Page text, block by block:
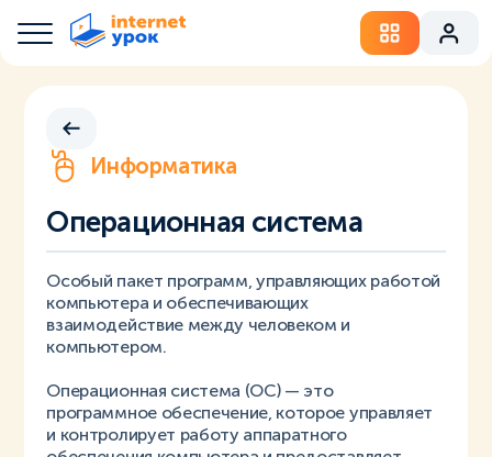
Информатика
Операционная система
Особый пакет программ, управляющих работой
компьютера и обеспечивающих
взаимодействие между человеком и
компьютером.
Операционная система (ОС) — это
программное обеспечение, которое управляет
и контролирует работу аппаратного